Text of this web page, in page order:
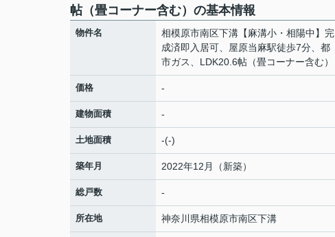
帖（畳コーナー含む）の基本情報
物件名
相模原市南区下溝【麻溝小・相陽中】完
成済即入居可、屋原当麻駅徒歩7分、都
市ガス、LDK20.6帖（畳コーナー含む）
価格 -
建物面積 -
土地面積 -(-)
築年月 2022年12月（新築）
総戸数 -
所在地 神奈川県相模原市南区下溝